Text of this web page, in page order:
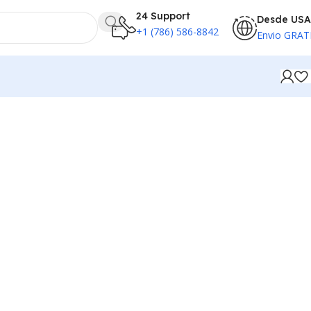
24 Support
+1 (786) 586-8842
Desde USA
Envio